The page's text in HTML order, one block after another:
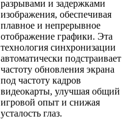
разрывами и задержками
изображения, обеспечивая
плавное и непрерывное
отображение графики. Эта
технология синхронизации
автоматически подстраивает
частоту обновления экрана
под частоту кадров
видеокарты, улучшая общий
игровой опыт и снижая
усталость глаз.